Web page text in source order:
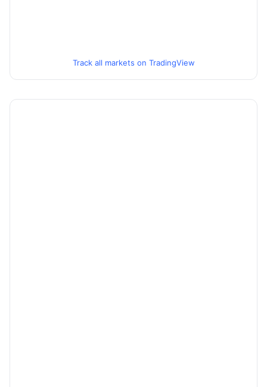
Track all markets on TradingView